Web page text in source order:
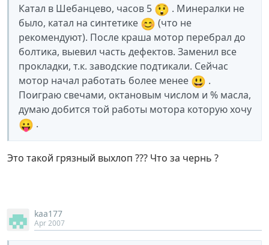
Катал в Шебанцево, часов 5 😲 . Минералки не
было, катал на синтетике 😊 (что не
рекомендуют). После краша мотор перебрал до
болтика, выевил часть дефектов. Заменил все
прокладки, т.к. заводские подтикали. Сейчас
мотор начал работать более менее 😃 .
Поиграю свечами, октановым числом и % масла,
думаю добится той работы мотора которую хочу
😛 .
Это такой грязный выхлоп ??? Что за чернь ?
kaa177
Apr 2007